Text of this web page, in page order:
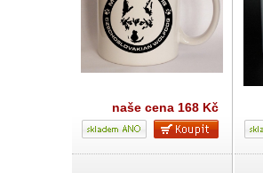
naše cena 168 Kč